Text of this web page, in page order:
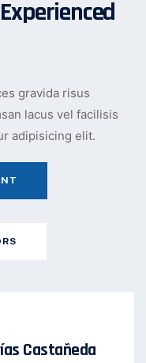
gravida risus
lacus vel facilisis
adipisicing elit.
Castañeda